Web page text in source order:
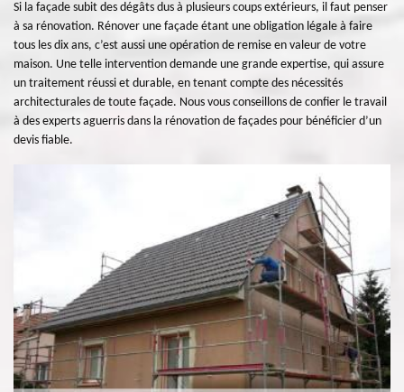
Si la façade subit des dégâts dus à plusieurs coups extérieurs, il faut penser
à sa rénovation. Rénover une façade étant une obligation légale à faire
tous les dix ans, c’est aussi une opération de remise en valeur de votre
maison. Une telle intervention demande une grande expertise, qui assure
un traitement réussi et durable, en tenant compte des nécessités
architecturales de toute façade. Nous vous conseillons de confier le travail
à des experts aguerris dans la rénovation de façades pour bénéficier d’un
devis fiable.